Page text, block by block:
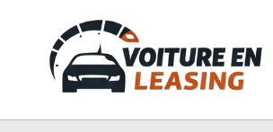
contenu